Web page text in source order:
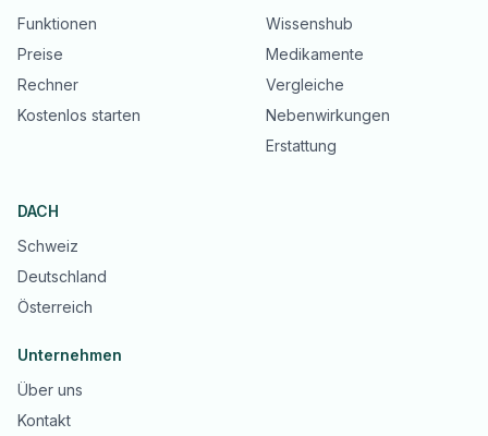
Funktionen
Preise
Rechner
Kostenlos starten
Wissenshub
Medikamente
Vergleiche
Nebenwirkungen
Erstattung
DACH
Schweiz
Deutschland
Österreich
Unternehmen
Über uns
Kontakt